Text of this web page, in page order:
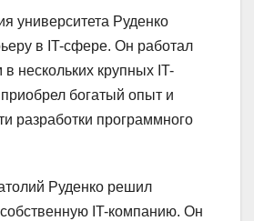
университета Руденко
в IT-сфере. Он работал
нескольких крупных IT-
богатый опыт и
разработки программного
Руденко решил
IT-компанию. Он